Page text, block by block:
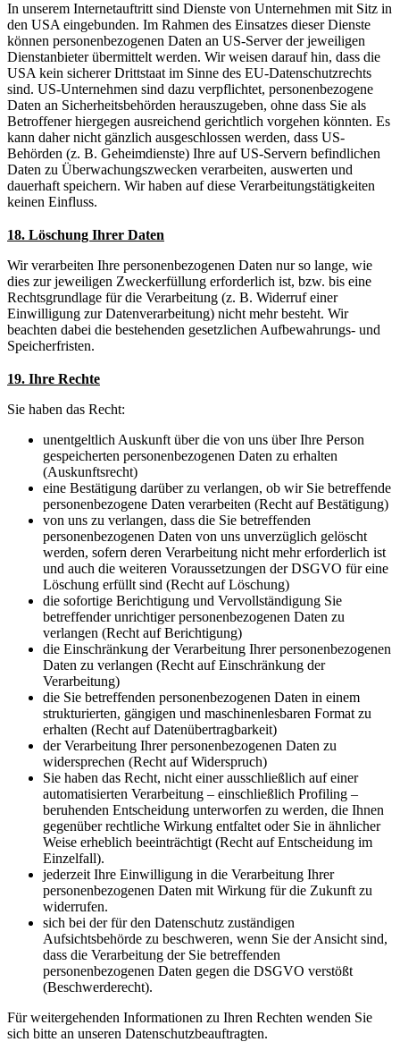
In unserem Internetauftritt sind Dienste von Unternehmen mit Sitz in
den USA eingebunden. Im Rahmen des Einsatzes dieser Dienste
können personenbezogenen Daten an US-Server der jeweiligen
Dienstanbieter übermittelt werden. Wir weisen darauf hin, dass die
USA kein sicherer Drittstaat im Sinne des EU-Datenschutzrechts
sind. US-Unternehmen sind dazu verpflichtet, personenbezogene
Daten an Sicherheitsbehörden herauszugeben, ohne dass Sie als
Betroffener hiergegen ausreichend gerichtlich vorgehen könnten. Es
kann daher nicht gänzlich ausgeschlossen werden, dass US-
Behörden (z. B. Geheimdienste) Ihre auf US-Servern befindlichen
Daten zu Überwachungszwecken verarbeiten, auswerten und
dauerhaft speichern. Wir haben auf diese Verarbeitungstätigkeiten
keinen Einfluss.
18. Löschung Ihrer Daten
Wir verarbeiten Ihre personenbezogenen Daten nur so lange, wie
dies zur jeweiligen Zweckerfüllung erforderlich ist, bzw. bis eine
Rechtsgrundlage für die Verarbeitung (z. B. Widerruf einer
Einwilligung zur Datenverarbeitung) nicht mehr besteht. Wir
beachten dabei die bestehenden gesetzlichen Aufbewahrungs- und
Speicherfristen.
19. Ihre Rechte
Sie haben das Recht:
unentgeltlich Auskunft über die von uns über Ihre Person
gespeicherten personenbezogenen Daten zu erhalten
(Auskunftsrecht)
eine Bestätigung darüber zu verlangen, ob wir Sie betreffende
personenbezogene Daten verarbeiten (Recht auf Bestätigung)
von uns zu verlangen, dass die Sie betreffenden
personenbezogenen Daten von uns unverzüglich gelöscht
werden, sofern deren Verarbeitung nicht mehr erforderlich ist
und auch die weiteren Voraussetzungen der DSGVO für eine
Löschung erfüllt sind (Recht auf Löschung)
die sofortige Berichtigung und Vervollständigung Sie
betreffender unrichtiger personenbezogenen Daten zu
verlangen (Recht auf Berichtigung)
die Einschränkung der Verarbeitung Ihrer personenbezogenen
Daten zu verlangen (Recht auf Einschränkung der
Verarbeitung)
die Sie betreffenden personenbezogenen Daten in einem
strukturierten, gängigen und maschinenlesbaren Format zu
erhalten (Recht auf Datenübertragbarkeit)
der Verarbeitung Ihrer personenbezogenen Daten zu
widersprechen (Recht auf Widerspruch)
Sie haben das Recht, nicht einer ausschließlich auf einer
automatisierten Verarbeitung – einschließlich Profiling –
beruhenden Entscheidung unterworfen zu werden, die Ihnen
gegenüber rechtliche Wirkung entfaltet oder Sie in ähnlicher
Weise erheblich beeinträchtigt (Recht auf Entscheidung im
Einzelfall).
jederzeit Ihre Einwilligung in die Verarbeitung Ihrer
personenbezogenen Daten mit Wirkung für die Zukunft zu
widerrufen.
sich bei der für den Datenschutz zuständigen
Aufsichtsbehörde zu beschweren, wenn Sie der Ansicht sind,
dass die Verarbeitung der Sie betreffenden
personenbezogenen Daten gegen die DSGVO verstößt
(Beschwerderecht).
Für weitergehenden Informationen zu Ihren Rechten wenden Sie
sich bitte an unseren Datenschutzbeauftragten.